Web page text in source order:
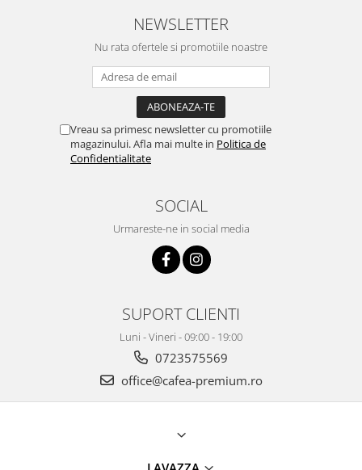
NEWSLETTER
Nu rata ofertele si promotiile noastre
Vreau sa primesc newsletter cu promotiile
magazinului. Afla mai multe in Politica de
Confidentialitate
SOCIAL
Urmareste-ne in social media
SUPORT CLIENTI
Luni - Vineri - 09:00 - 19:00
0723575569
office@cafea-premium.ro